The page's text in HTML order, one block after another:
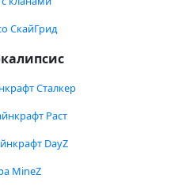
СкайГрид
Сталкер
Раст
DayZ
MineZ